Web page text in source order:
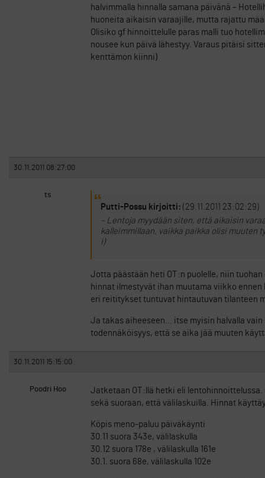
halvimmalla hinnalla samana päivänä –
huoneita aikaisin varaajille, mutta rajattu
Olisiko gf hinnoittelulle paras malli tuo
nousee kun päivä lähestyy. Varaus pitäisi
kenttämon kiinni)
30.11.2011 08:27:00
ts
Putti-Possu kirjoitti: (29.11.2011 23:02:29)
– Lentoja myydään siten, että aikaisin
kalleimmillaan, vaikka paikka olisi muuten
i)
Jotta päästään heti OT:n puolelle, niin
hinnat ilmestyvät ihan muutama viikko
eri reititykset tuntuvat hintautuvan tilanteen
Ja takas aiheeseen… itse myisin halvalla
todennäköisyys, että se aika jää muuten
30.11.2011 15:15:00
Poodri Hoo
Jatketaan OT:llä hetki eli lentohinnoittelussa.
sekä suoraan, että välilaskuilla. Hinnat
Köpis meno-paluu päiväkäynti
30.11 suora 343e, välilaskulla
30.12 suora 178e , välilaskulla 161e
30.1. suora 68e, välilaskulla 102e